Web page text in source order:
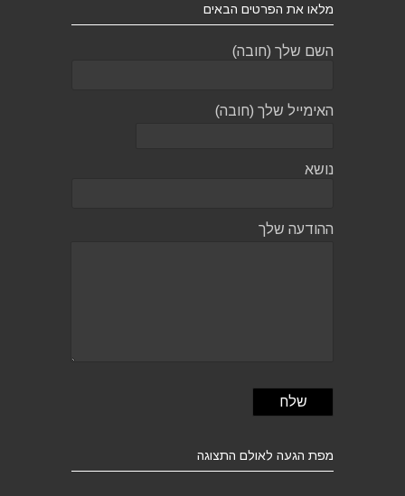
מלאו את הפרטים הבאים
השם שלך (חובה)
האימייל שלך (חובה)
נושא
ההודעה שלך
מפת הגעה לאולם התצוגה